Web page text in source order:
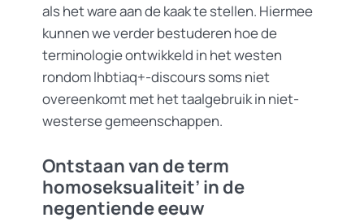
als het ware aan de kaak te stellen. Hiermee
kunnen we verder bestuderen hoe de
terminologie ontwikkeld in het westen
rondom lhbtiaq+-discours soms niet
overeenkomt met het taalgebruik in niet-
westerse gemeenschappen.
Ontstaan van de term
homoseksualiteit’ in de
negentiende eeuw